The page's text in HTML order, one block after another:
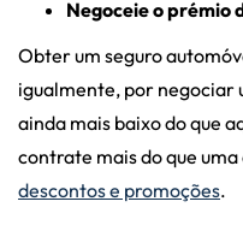
Negoceie o prémio
Obter um seguro
igualmente, por negociar
ainda mais baixo do que
contrate mais do que
descontos e promoções.